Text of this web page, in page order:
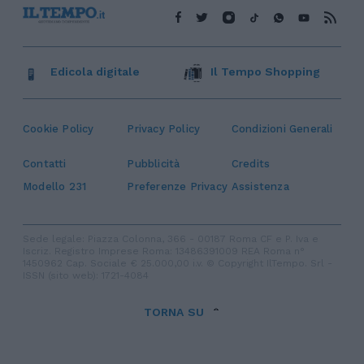
Cookie Policy Privacy Policy Condizioni Generali
Contatti Pubblicità
Credits
Modello 231
Preferenze Privacy Assistenza
Edicola digitale Il Tempo Shopping
TORNA SU